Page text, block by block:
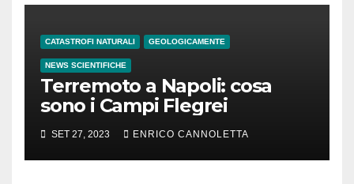
CATASTROFI NATURALI GEOLOGICAMENTE
NEWS SCIENTIFICHE
Terremoto a Napoli: cosa
sono i Campi Flegrei
SET 27, 2023 ENRICO CANNOLETTA